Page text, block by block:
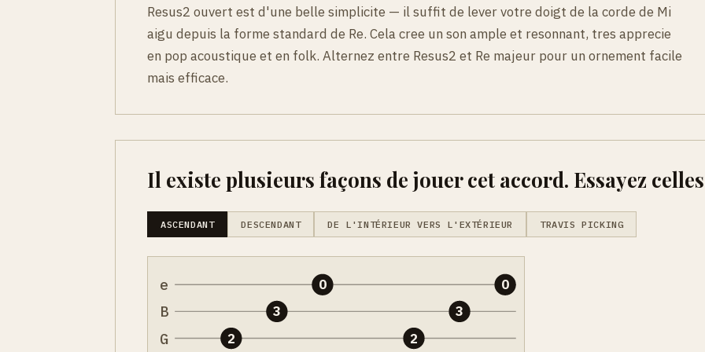
Resus2 ouvert est d'une belle simplicite — il suffit de lever votre doigt de la corde de Mi
aigu depuis la forme standard de Re. Cela cree un son ample et resonnant, tres apprecie
en pop acoustique et en folk. Alternez entre Resus2 et Re majeur pour un ornement facile
mais efficace.
Il existe plusieurs façons de jouer cet accord. Essayez
ASCENDANT DESCENDANT DE L'INTÉRIEUR VERS L'EXTÉRIEUR TRAVIS PICKING
e
B
G
2
3
0
2
3
0